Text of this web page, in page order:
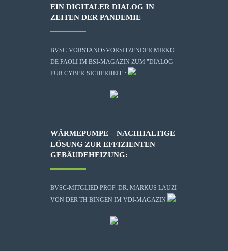
EIN DIGITALER DIALOG IN
ZEITEN DER PANDEMIE
BVSC-VORSTANDSVORSITZENDER MIRKO
DE PAOLI IM BSI-MAGAZIN ZUM "DIALOG
FÜR CYBER-SICHERHEIT":
WÄRMEPUMPE – NACHHALTIGE
LÖSUNG ZUR EFFIZIENTEN
GEBÄUDEHEIZUNG:
BVSC-MITGLIED PROF. DR. MARKUS LAUZI
VON DER TH BINGEN IM VDI-MAGAZIN